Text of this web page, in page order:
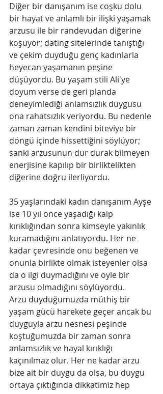
Diğer bir danışanım ise coşku dolu
bir hayat ve anlamlı bir ilişki yaşamak
arzusu ile bir randevudan diğerine
koşuyor; dating sitelerinde tanıştığı
ve çekim duyduğu genç kadınlarla
heyecan yaşamanın peşine
düşüyordu.​ Bu yaşam stili Ali'ye
doyum verse de geri planda
deneyimlediği anlamsızlık duygusu
ona rahatsızlık veriyordu. Bu nedenle
zaman zaman kendini biteviye bir
döngü içinde hissettiğini söylüyor;
sanki arzusunun dur durak bilmeyen
enerjisine kapılıp bir birliktelikten
diğerine doğru ilerliyordu.
35 yaşlarındaki kadın danışanım Ayşe
ise 10 yıl önce yaşadığı kalp
kırıklığından sonra kimseyle yakınlık
kuramadığını anlatıyordu. Her ne
kadar çevresinde onu beğenen ve
onunla birlikte olmak isteyenler olsa
da o ilgi duymadığını ve öyle bir
arzusu olmadığını söylüyordu.
Arzu​ duyduğumuzda müthiş bir
yaşam gücü harekete geçer ancak bu
duyguyla arzu nesnesi peşinde
koştuğumuzda bir zaman sonra
anlamsızlık ve hayal kırıklığı
kaçınılmaz olur. Her ne kadar arzu
bize ait bir duygu da olsa, bu duygu
ortaya çıktığında dikkatimiz hep